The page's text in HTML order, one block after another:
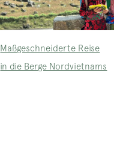
Maßgeschneiderte Reise
in die Berge Nordvietnams